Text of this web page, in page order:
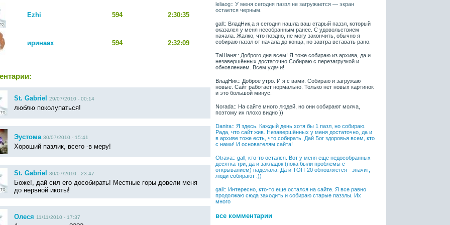
Ezhi 594 2:30:35
иринаах 594 2:32:09
St. Gabriel 29/07/2010 - 00:14
люблю поколупаться!
Эустома 30/07/2010 - 15:41
Хороший пазлик, всего -в меру!
St. Gabriel 30/07/2010 - 23:47
Боже!, дай сил его дособирать! Местные горы довели меня
до нервной икоты!
Олеся 11/11/2010 - 17:37
leliaog:: У меня сегодня паззл не загружается — экран
остается черным.
gall:: ВладНик,а я сегодня нашла ваш старый паззл, который
оказался у меня несобранным ранее. С удовольствием
начала. Жалко, что поздно, не могу закончить, обычно я
собираю паззл от начала до конца, но завтра вставать рано.
ТаШаня:: Доброго дня всем! Я тоже собираю из архива, да и
незавершённых достаточно.Собираю с перезагрузкой и
обновлением. Всем удачи!
ВладНик:: Доброе утро. И я с вами. Собираю и загружаю
новые. Сайт работает нормально. Только нет новых картинок
и это большой минус.
Norada:: На сайте много людей, но они собирают молча,
поэтому их плохо видно ))
Danira:: Я здесь. Каждый день хотя бы 1 пазл, но собираю.
Рада, что сайт жив. Незавершённых у меня достаточно, да и
в архиве тоже есть, что собирать. Дай Бог здоровья всем, кто
с нами! И основателям сайта!
Otrava:: gall, кто-то остался. Вот у меня еще недособранных
десятка три, да и закладок (пока были проблемы с
открыванием) наделала. Да и ТОП-20 обновляется - значит,
люди собирают :))
gall:: Интересно, кто-то еще остался на сайте. Я все равно
продолжаю сюда заходить и собираю старые паззлы. Их
много
все комментарии